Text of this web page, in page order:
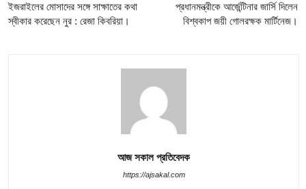
ইজরাইলের মোসাদের সঙ্গে সাক্ষাতের কথা
স্বীকার করেছেন নুর : রেজা কিবরিয়া।
প্রধানমন্ত্রীকে আর্জেন্টিনার জার্সি দিলেন
বিশ্বকাপ জয়ী গোলরক্ষক মার্টিনেজ।
আজ সকাল প্রতিবেদক
https://ajsakal.com